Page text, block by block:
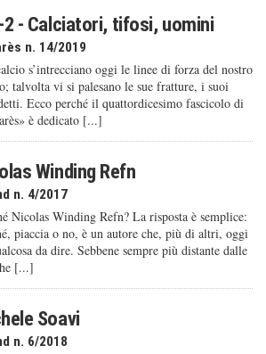
2 - Calciatori, tifosi, uomini
n. 14/2019
s’intrecciano oggi le linee di forza del nostro
talvolta vi si palesano le sue fratture, i suoi
Ecco perché il quattordicesimo fascicolo di
è dedicato [...]
Winding Refn
n. 4/2017
Nicolas Winding Refn? La risposta è semplice:
piaccia o no, è un autore che, più di altri, oggi
da dire. Sebbene sempre più distante dalle
[...]
Soavi
n. 6/2018